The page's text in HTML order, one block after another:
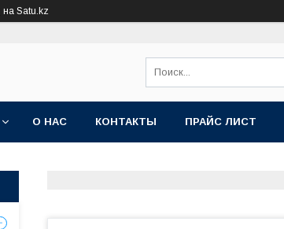
на Satu.kz
О НАС КОНТАКТЫ ПРАЙС ЛИСТ